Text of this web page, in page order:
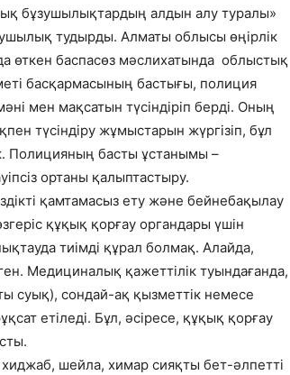
бұзушылықтардың алдын алу туралы»
тудырды. Алматы облысы өңірлік
өткен баспасөз мәслихатында облыстық
басқармасының бастығы, полиция
мен мақсатын түсіндіріп берді. Оның
түсіндіру жұмыстарын жүргізіп, бұл
Полицияның басты ұстанымы –
ортаны қалыптастыру.
қамтамасыз ету және бейнебақылау
құқық қорғау органдары үшін
тиімді құрал болмақ. Алайда,
Медициналық қажеттілік туындағанда,
суық), сондай-ақ қызметтік немесе
етіледі. Бұл, әсіресе, құқық қорғау
шейла, химар сияқты бет-әлпетті